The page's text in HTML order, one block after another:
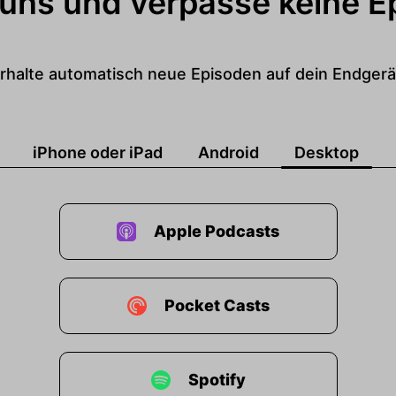
automatisch neue Episoden auf dein
iPhone oder iPad Android Desktop
Apple Podcasts
Pocket Casts
Spotify